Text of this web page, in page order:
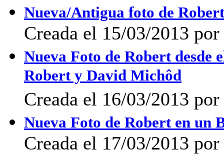
Nueva/Antigua foto de
Creada el 15/03/2013
Nueva Foto de Robert
Robert y David Michôd
Creada el 16/03/2013
Nueva Foto de Robert en un
Creada el 17/03/2013